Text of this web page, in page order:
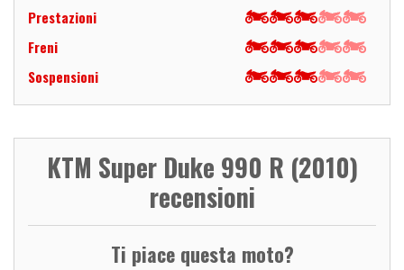
Prestazioni
Freni
Sospensioni
KTM Super Duke 990 R (2010)
recensioni
Ti piace questa moto?